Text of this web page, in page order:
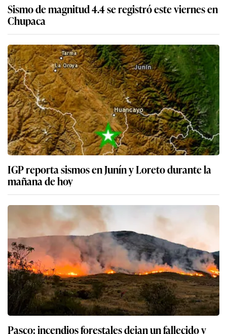
Sismo de magnitud 4.4 se registró este viernes en
Chupaca
IGP reporta sismos en Junín y Loreto durante la
mañana de hoy
Pasco: incendios forestales dejan un fallecido y